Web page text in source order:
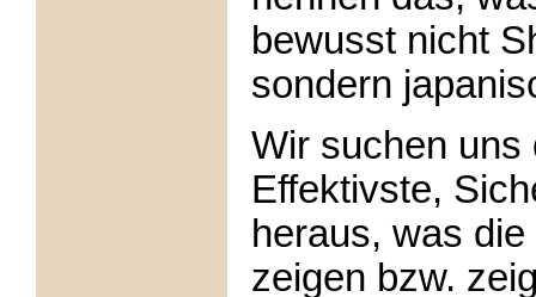
bewusst nicht
sondern
Wir suchen
Effektivste,
heraus, was
zeigen bzw.